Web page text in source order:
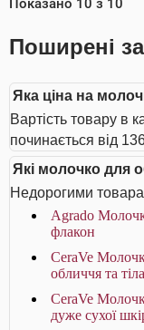
Показано 10 з 10
Поширені
Яка ціна на
Вартість товару в
починається від
Які молочко для
Недорогими
Agrado
флакон
CeraVe
обличчя та
CeraVe
дуже сухої